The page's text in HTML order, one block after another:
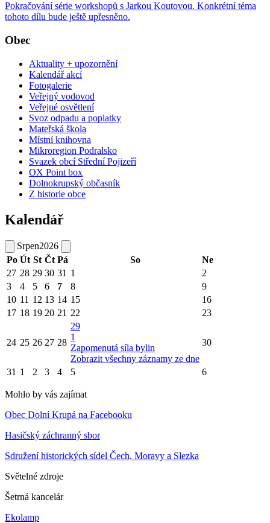
Pokračování série workshopů s Jarkou Koutovou. Konkrétní téma
tohoto dílu bude ještě upřesněno.
Obec
Aktuality + upozornění
Kalendář akcí
Fotogalerie
Veřejný vodovod
Veřejné osvětlení
Svoz odpadu a poplatky
Mateřská škola
Místní knihovna
Mikroregion Podralsko
Svazek obcí Střední Pojizeří
OX Point box
Dolnokrupský občasník
Z historie obce
Kalendář
Srpen2026
Po Út St Čt Pá So
Ne
27 28 29 30 31 1
2
3
4 5 6 7 8
9
10 11 12 13 14 15
16
17 18 19 20 21 22 23
24 25 26 27 28
29
1
Zapomenutá síla bylin
Zobrazit všechny záznamy ze dne
30
31 1 2 3 4 5 6
Mohlo by vás zajímat
Obec Dolní Krupá na Facebooku
Hasičský záchranný sbor
Sdružení historických sídel Čech, Moravy a Slezka
Světelné zdroje
Šetrná kancelár
Ekolamp